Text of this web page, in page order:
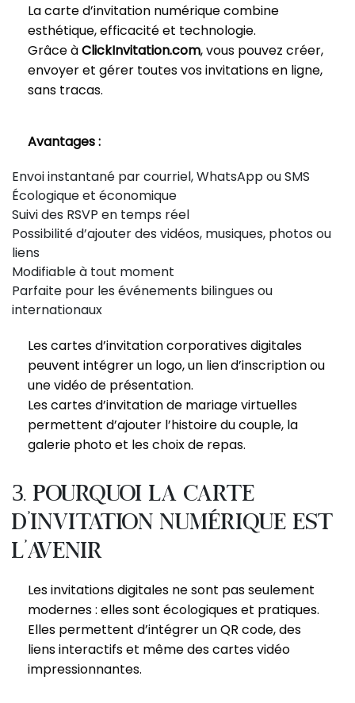
La carte d’invitation numérique combine
esthétique, efficacité et technologie.
Grâce àClickInvitation.com, vous pouvez créer,
envoyer et gérer toutes vos invitations en ligne,
sans tracas.
Avantages :
Envoi instantané par courriel, WhatsApp ou SMS
Écologique et économique
Suivi des RSVP en temps réel
Possibilité d’ajouter des vidéos, musiques, photos ou
liens
Modifiable à tout moment
Parfaite pour les événements bilingues ou
internationaux
Les cartes d’invitation corporatives digitales
peuvent intégrer un logo, un lien d’inscription ou
une vidéo de présentation.
Les cartes d’invitation de mariage virtuelles
permettent d’ajouter l’histoire du couple, la
galerie photo et les choix de repas.
3. Pourquoi la carte
d’invitation numérique est
l’avenir
Les invitations digitales ne sont pas seulement
modernes : elles sont écologiques et pratiques.
Elles permettent d’intégrer un QR code, des
liens interactifs et même des cartes vidéo
impressionnantes.